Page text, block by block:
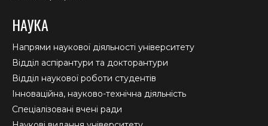
НАУКА
Напрями наукової діяльності університету
Відділ аспірантури та докторантури
Відділ наукової роботи студентів
Інноваційна, науково-технічна діяльність
Спеціалізовані вчені ради